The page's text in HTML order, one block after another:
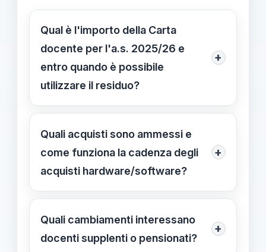
Qual è l'importo della Carta
docente per l'a.s. 2025/26 e
entro quando è possibile
utilizzare il residuo?
+
L'importo è di 383 euro. Il residuo può
essere utilizzato anche nell’a.s.
2026/27 se non speso entro il
31/08/2026.
Quali acquisti sono ammessi e
come funziona la cadenza degli
acquisti hardware/software?
+
Hardware e software possono essere
acquistati solo nella prima erogazione
e poi con cadenza quadriennale.
Quali cambiamenti interessano
docenti supplenti o pensionati?
+